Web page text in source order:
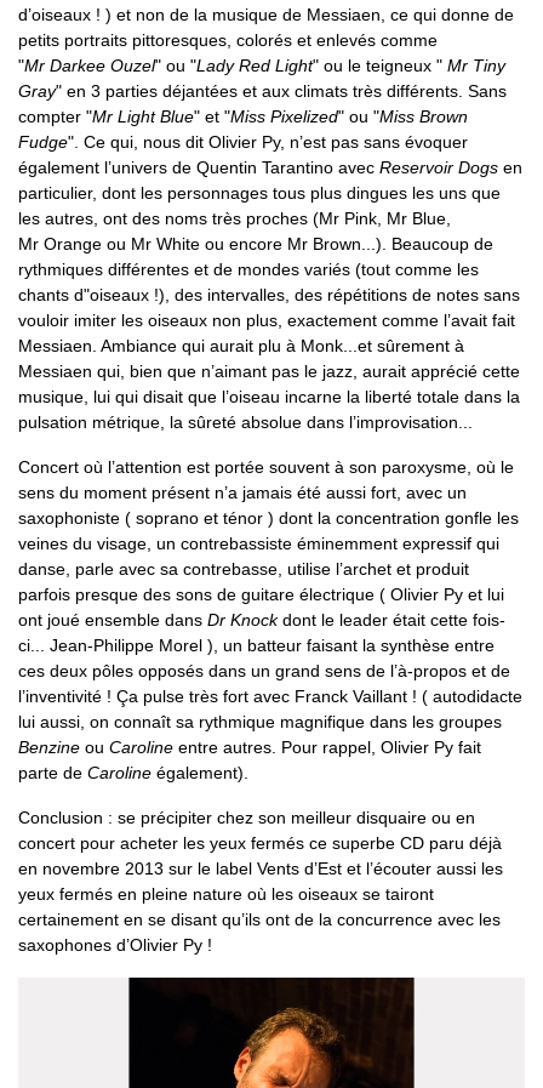
d’oiseaux ! ) et non de la musique de Messiaen, ce qui donne de
petits portraits pittoresques, colorés et enlevés comme
"Mr Darkee Ouzel" ou "Lady Red Light" ou le teigneux " Mr Tiny
Gray" en 3 parties déjantées et aux climats très différents. Sans
compter "Mr Light Blue" et "Miss Pixelized" ou "Miss Brown
Fudge". Ce qui, nous dit Olivier Py, n’est pas sans évoquer
également l’univers de Quentin Tarantino avec Reservoir Dogs en
particulier, dont les personnages tous plus dingues les uns que
les autres, ont des noms très proches (Mr Pink, Mr Blue,
Mr Orange ou Mr White ou encore Mr Brown...). Beaucoup de
rythmiques différentes et de mondes variés (tout comme les
chants d"oiseaux !), des intervalles, des répétitions de notes sans
vouloir imiter les oiseaux non plus, exactement comme l’avait fait
Messiaen. Ambiance qui aurait plu à Monk...et sûrement à
Messiaen qui, bien que n’aimant pas le jazz, aurait apprécié cette
musique, lui qui disait que l’oiseau incarne la liberté totale dans la
pulsation métrique, la sûreté absolue dans l’improvisation...
Concert où l’attention est portée souvent à son paroxysme, où le
sens du moment présent n’a jamais été aussi fort, avec un
saxophoniste ( soprano et ténor ) dont la concentration gonfle les
veines du visage, un contrebassiste éminemment expressif qui
danse, parle avec sa contrebasse, utilise l’archet et produit
parfois presque des sons de guitare électrique ( Olivier Py et lui
ont joué ensemble dans Dr Knockdont le leader était cette fois-
ci... Jean-Philippe Morel ), un batteur faisant la synthèse entre
ces deux pôles opposés dans un grand sens de l’à-propos et de
l’inventivité ! Ça pulse très fort avec Franck Vaillant ! ( autodidacte
lui aussi, on connaît sa rythmique magnifique dans les groupes
Benzine ou Caroline entre autres. Pour rappel, Olivier Py fait
parte de Caroline également).
Conclusion : se précipiter chez son meilleur disquaire ou en
concert pour acheter les yeux fermés ce superbe CD paru déjà
en novembre 2013 sur le label Vents d’Est et l’écouter aussi les
yeux fermés en pleine nature où les oiseaux se tairont
certainement en se disant qu’ils ont de la concurrence avec les
saxophones d’Olivier Py !